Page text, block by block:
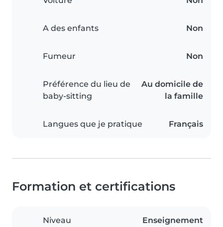
A des enfants Non
Fumeur Non
Préférence du lieu de
baby-sitting
Au domicile de
la famille
Langues que je pratique Français
Formation et certifications
Niveau
Enseignement